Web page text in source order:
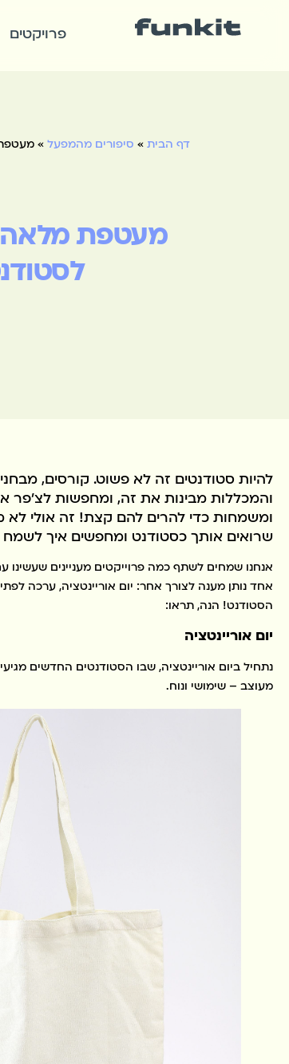
פרויקטים
דף הבית » סיפורים מהמפעל »
מעטפת
להיות סטודנטים זה לא פשוט. קורסים,
והמכללות מבינות את זה, ומחפשות לצ׳פר
ומשמחות כדי להרים להם קצת! זה אולי
שרואים אותך כסטודנט ומחפשים איך לשמח
אנחנו שמחים לשתף כמה פרוייקטים מעניינים
אחד נותן מענה לצורך אחר: יום אוריינטציה, ערכה
הסטודנט! הנה, תראו:
יום אוריינטציה
נתחיל ביום אוריינטציה, שבו הסטודנטים החדשים
מעוצב – שימושי ונוח.